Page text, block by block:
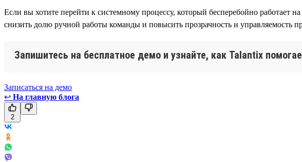
Если вы хотите перейти к системному процессу, который бесперебойно работает
снизить долю ручной работы команды и повысить прозрачность и управляемость
Запишитесь на бесплатное демо и узнайте, как Talantix
Записаться на демо
↩ На главную блога
2